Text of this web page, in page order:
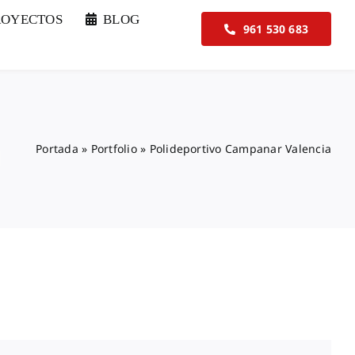
BLOG
961 530 683
Portada » Portfolio» Polideportivo Campanar Valencia